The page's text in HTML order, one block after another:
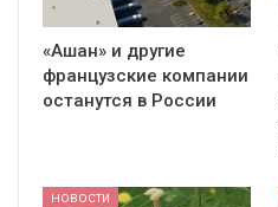
«Ашан» и другие
французские компании
останутся в России
НОВОСТИ